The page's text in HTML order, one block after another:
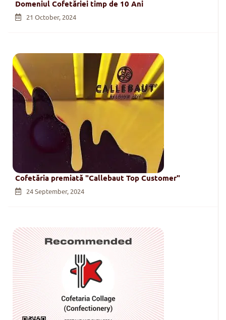
Domeniul Cofetăriei timp de 10 Ani
21 October, 2024
Cofetăria premiată "Callebaut Top Customer"
24 September, 2024